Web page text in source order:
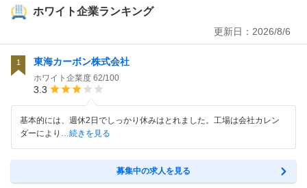
ホワイト企業ランキング
更新日： 2026/8/6
1 東海カーボン株式会社
ホワイト企業度 62/100
3.3
基本的には、週休2日でしっかり休みはとれました。工場は会社カレン
ダーにより …続きを見る
募集中の求人を見る